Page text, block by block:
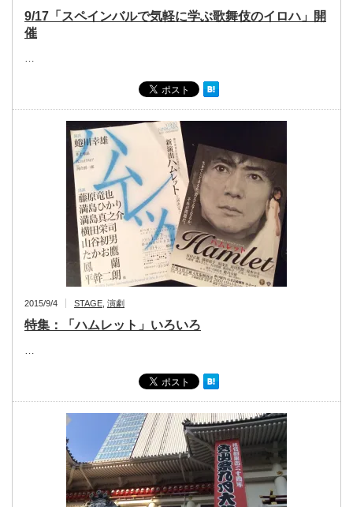
9/17「スペインバルで気軽に学ぶ歌舞伎のイロハ」開
催
…
2015/9/4 STAGE 演劇
特集：「ハムレット」いろいろ
…